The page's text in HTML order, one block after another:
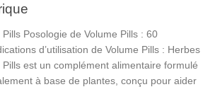
Pills Posologie de Volume Pills : 60
d’utilisation de Volume Pills : Herbes
Pills est un complément alimentaire formulé
à base de plantes, conçu pour aider